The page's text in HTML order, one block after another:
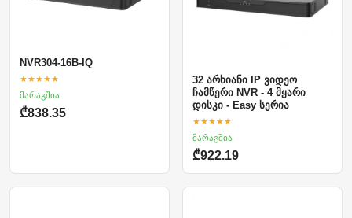
NVR304-16B-IQ
★★★★★
მარაგშია
₾838.35
32 არხიანი IP ვიდეო
ჩამწერი NVR - 4 მყარი
დისკი - Easy სერია
★★★★★
მარაგშია
₾922.19